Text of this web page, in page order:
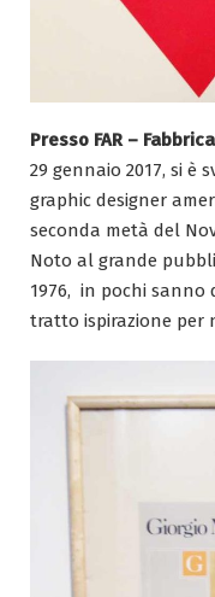
Presso FAR –
29 gennaio 2017, si è
graphic designer
seconda metà del
Noto al grande
1976, in pochi sanno
tratto ispirazione per